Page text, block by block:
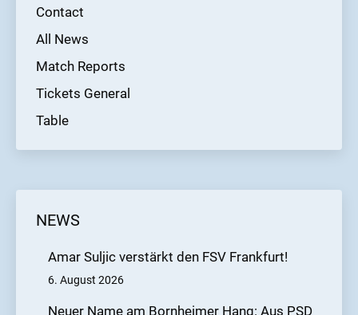
Contact
All News
Match Reports
Tickets General
Table
NEWS
Amar Suljic verstärkt den FSV Frankfurt!
6. August 2026
Neuer Name am Bornheimer Hang: Aus PSD